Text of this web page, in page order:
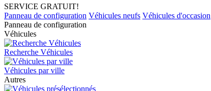
SERVICE GRATUIT!
Panneau de configuration Véhicules neufs Véhicules d'occasion
Panneau de configuration
Véhicules
Recherche Véhicules
Véhicules par ville
Autres